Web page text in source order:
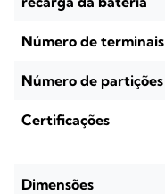
Número de terminais
Número de partições
Certificações
Dimensões